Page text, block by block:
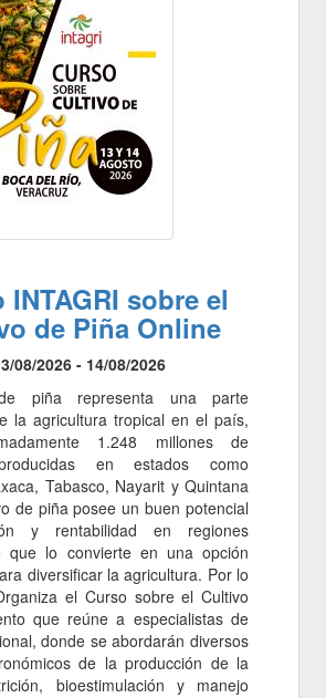
INTAGRI sobre el
de Piña Online
08/2026 - 14/08/2026
piña representa una parte
la agricultura tropical en el país,
1.248 millones de
en estados como
Tabasco, Nayarit y Quintana
de piña posee un buen potencial
y rentabilidad en regiones
que lo convierte en una opción
diversificar la agricultura. Por lo
el Curso sobre el Cultivo
que reúne a especialistas de
donde se abordarán diversos
de la producción de la
bioestimulación y manejo